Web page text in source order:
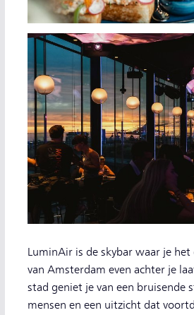
LuminAir is de skybar waar je
van Amsterdam even achter je
stad geniet je van een bruisende
mensen en een uitzicht dat